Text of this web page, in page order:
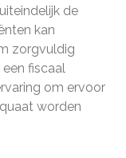
de
kan
zorgvuldig
fiscaal
om ervoor
worden